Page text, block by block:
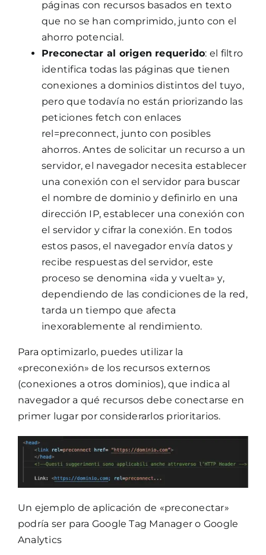
páginas con recursos basados en texto
que no se han comprimido, junto con el
ahorro potencial.
Preconectar al origen requerido: el filtro
identifica todas las páginas que tienen
conexiones a dominios distintos del tuyo,
pero que todavía no están priorizando las
peticiones fetch con enlaces
rel=preconnect, junto con posibles
ahorros. Antes de solicitar un recurso a un
servidor, el navegador necesita establecer
una conexión con el servidor para buscar
el nombre de dominio y definirlo en una
dirección IP, establecer una conexión con
el servidor y cifrar la conexión. En todos
estos pasos, el navegador envía datos y
recibe respuestas del servidor, este
proceso se denomina «ida y vuelta» y,
dependiendo de las condiciones de la red,
tarda un tiempo que afecta
inexorablemente al rendimiento.
Para optimizarlo, puedes utilizar la
«preconexión» de los recursos externos
(conexiones a otros dominios), que indica al
navegador a qué recursos debe conectarse en
primer lugar por considerarlos prioritarios.
Un ejemplo de aplicación de «preconectar»
podría ser para Google Tag Manager o Google
Analytics